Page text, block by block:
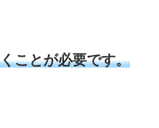
ことが必要です。